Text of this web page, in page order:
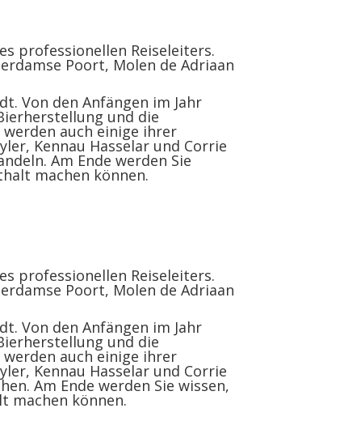
professionellen Reiseleiters.
Poort, Molen de Adriaan
Von den Anfängen im Jahr
und die
auch einige ihrer
Kennau Hasselar und Corrie
Am Ende werden Sie
machen können.
professionellen Reiseleiters.
Poort, Molen de Adriaan
Von den Anfängen im Jahr
und die
auch einige ihrer
Kennau Hasselar und Corrie
Am Ende werden Sie wissen,
machen können.